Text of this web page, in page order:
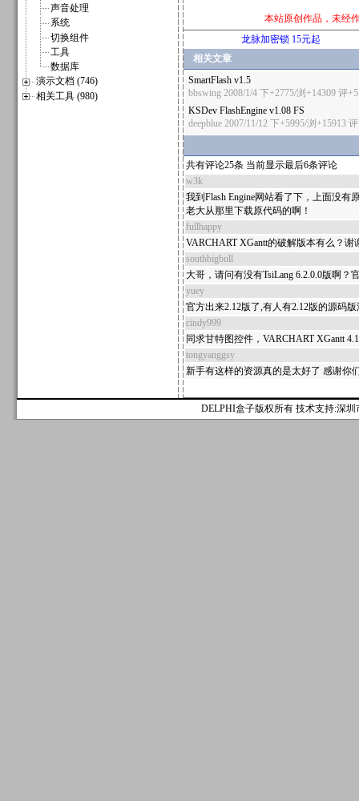
声音处理
系统
切换组件
工具
数据库
演示文档 (746)
相关工具 (980)
本站原创作品，未经
龙脉加密锁 15元起
相关文章
SmartFlash v1.5
bbswing 2008/1/4 下+2775/浏+14309 评+5
KSDev FlashEngine v1.08 FS
deepblue 2007/11/12 下+5995/浏+15913
共有评论25条 当前显示最后6条评论
w3k
我到Flash Engine网站看了下，上面没有
老大从那里下载原代码的啊！
fullhappy
VARCHART XGantt的破解版本有么？谢
southbigbull
大哥，请问有没有TsiLang 6.2.0.0版啊
yuey
官方出来2.12版了,有人有2.12版的源码版
cindy999
同求甘特图控件，VARCHART XGantt
tongyanggsy
新手有这样的资源真的是太好了 感谢你
DELPHI盒子版权所有 技术支持:深